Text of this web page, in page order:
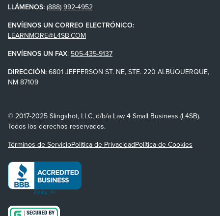
LLÁMENOS: (888) 992-4952
ENVÍENOS UN CORREO ELECTRÓNICO:
LEARNMORE@L4SB.COM
ENVÍENOS UN FAX: 505-435-9137
DIRECCIÓN: 6801 JEFFERSON ST. NE, STE. 220 ALBUQUERQUE,
NM 87109
© 2017-2025 Slingshot, LLC, d/b/a Law 4 Small Business (L4SB).
Todos los derechos reservados.
Términos de ServicioPolítica de PrivacidadPolítica de Cookies